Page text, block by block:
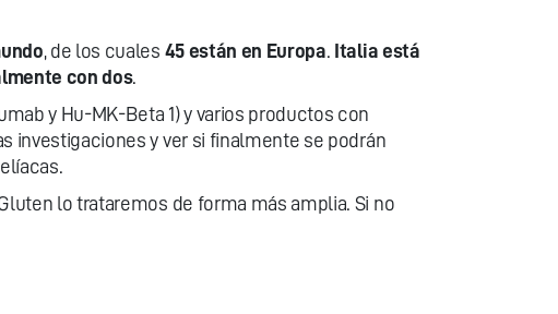
, de los cuales 45 están en Europa. Italia está
con dos.
y Hu-MK-Beta 1) y varios productos con
investigaciones y ver si finalmente se podrán
lo trataremos de forma más amplia. Si no